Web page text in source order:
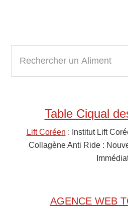
Primary
Sidebar
c
Table Ciqual
Lift Coréen : Institut Lift
Collagène Anti Ride :
AGENCE WEB